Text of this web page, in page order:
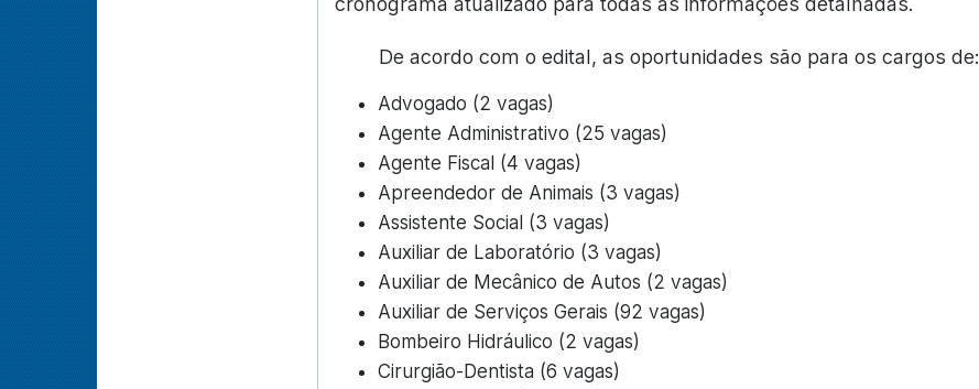
De acordo com o edital, as oportunidades são para os cargos de:
Advogado (2 vagas)
Agente Administrativo (25 vagas)
Agente Fiscal (4 vagas)
Apreendedor de Animais (3 vagas)
Assistente Social (3 vagas)
Auxiliar de Laboratório (3 vagas)
Auxiliar de Mecânico de Autos (2 vagas)
Auxiliar de Serviços Gerais (92 vagas)
Bombeiro Hidráulico (2 vagas)
Cirurgião-Dentista (6 vagas)